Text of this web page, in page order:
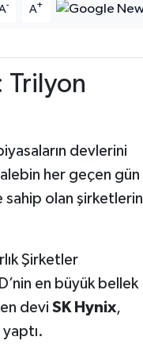
- A+
Trilyon
devlerini
her geçen gün
sahip olan şirketlerin
Şirketler
en büyük bellek
devi SK Hynix,